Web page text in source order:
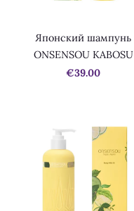
Японский шампунь
ONSENSOU KABOSU
€39.00